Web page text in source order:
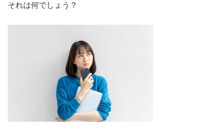
それは何でしょう？